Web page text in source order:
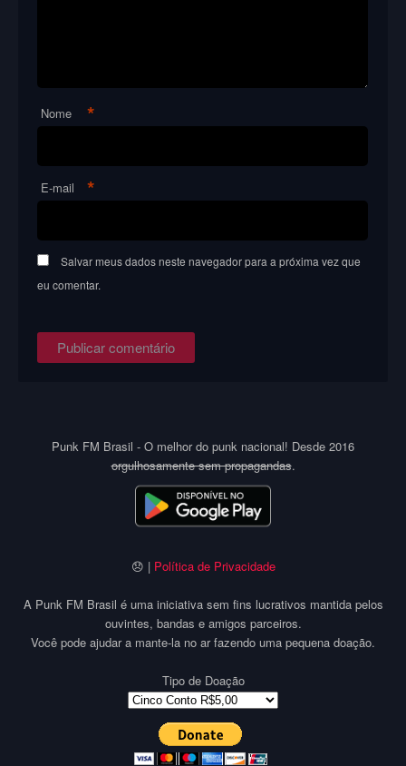
Nome *
E-mail *
Salvar meus dados neste navegador para a próxima vez que
eu comentar.
Punk FM Brasil - O melhor do punk nacional! Desde 2016
orgulhosamente sem propagandas.
😞 | Política de Privacidade
A Punk FM Brasil é uma iniciativa sem fins lucrativos mantida pelos
ouvintes, bandas e amigos parceiros.
Você pode ajudar a mante-la no ar fazendo uma pequena doação.
Tipo de Doação